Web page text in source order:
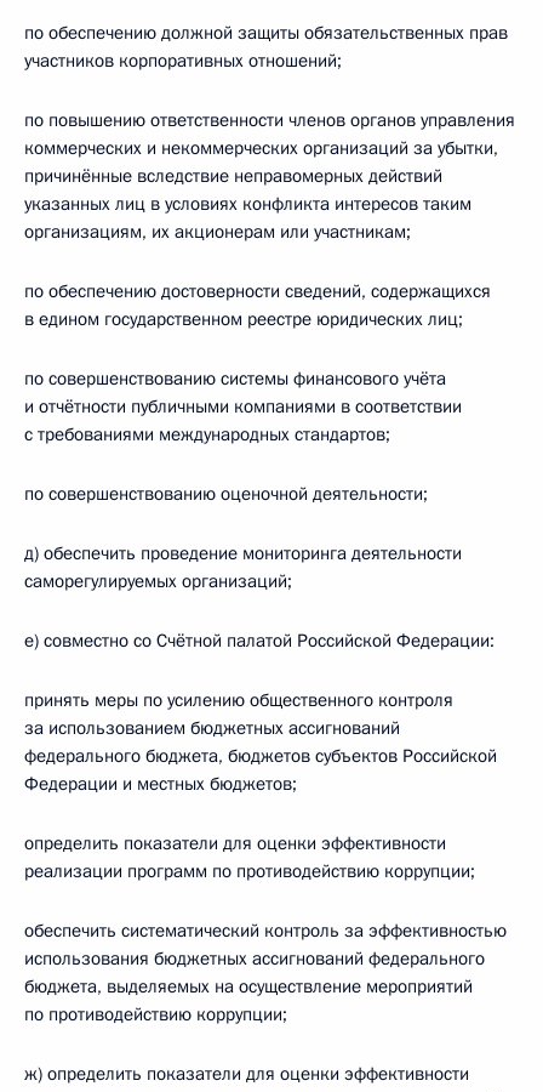
по обеспечению должной защиты обязательственных прав
участников корпоративных отношений;
по повышению ответственности членов органов управления
коммерческих и некоммерческих организаций за убытки,
причинённые вследствие неправомерных действий
указанных лиц в условиях конфликта интересов таким
организациям, их акционерам или участникам;
по обеспечению достоверности сведений, содержащихся
в едином государственном реестре юридических лиц;
по совершенствованию системы финансового учёта
и отчётности публичными компаниями в соответствии
с требованиями международных стандартов;
по совершенствованию оценочной деятельности;
д) обеспечить проведение мониторинга деятельности
саморегулируемых организаций;
е) совместно со Счётной палатой Российской Федерации:
принять меры по усилению общественного контроля
за использованием бюджетных ассигнований
федерального бюджета, бюджетов субъектов Российской
Федерации и местных бюджетов;
определить показатели для оценки эффективности
реализации программ по противодействию коррупции;
обеспечить систематический контроль за эффективностью
использования бюджетных ассигнований федерального
бюджета, выделяемых на осуществление мероприятий
по противодействию коррупции;
ж) определить показатели для оценки эффективности